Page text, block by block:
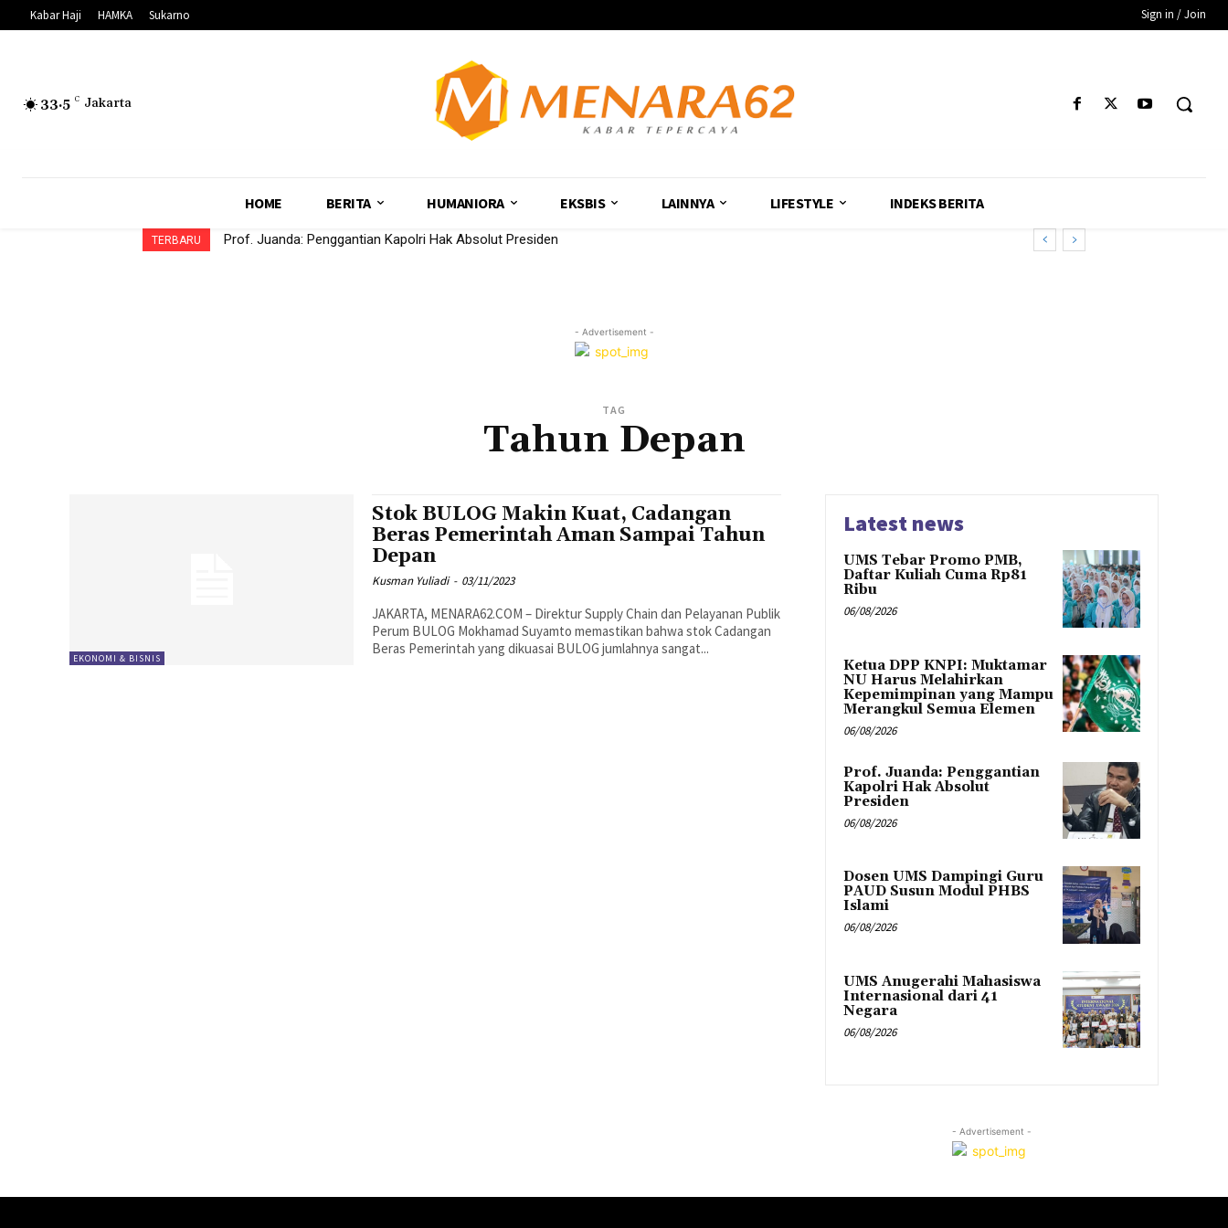
Kabar Haji HAMKA Sukarno Sign in / Join
33.5 C Jakarta
HOME BERITA HUMANIORA EKSBIS LAINNYA LIFESTYLE INDEKS BERITA
TERBARU Prof. Juanda: Penggantian Kapolri Hak Absolut Presiden
- Advertisement -
TAG
Tahun Depan
EKONOMI & BISNIS
Stok BULOG Makin Kuat, Cadangan
Beras Pemerintah Aman Sampai Tahun
Depan
Kusman Yuliadi - 03/11/2023
JAKARTA, MENARA62.COM – Direktur Supply Chain dan Pelayanan Publik
Perum BULOG Mokhamad Suyamto memastikan bahwa stok Cadangan
Beras Pemerintah yang dikuasai BULOG jumlahnya sangat...
Latest news
UMS Tebar Promo PMB,
Daftar Kuliah Cuma Rp81
Ribu
06/08/2026
Ketua DPP KNPI: Muktamar
NU Harus Melahirkan
Kepemimpinan yang Mampu
Merangkul Semua Elemen
06/08/2026
Prof. Juanda: Penggantian
Kapolri Hak Absolut
Presiden
06/08/2026
Dosen UMS Dampingi Guru
PAUD Susun Modul PHBS
Islami
06/08/2026
UMS Anugerahi Mahasiswa
Internasional dari 41
Negara
06/08/2026
- Advertisement -